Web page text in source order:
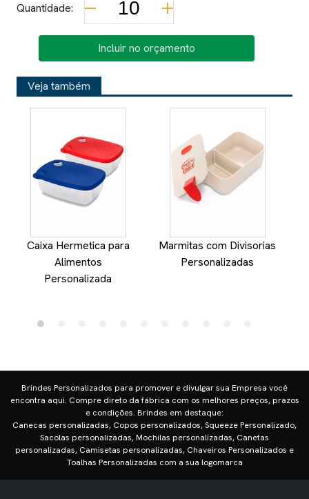
Quantidade:
Incluir no orçamento
Veja também
Caixa Hermetica para
Alimentos
Personalizada
Marmitas com Divisorias
Personalizadas
Brindes Personalizados para promover e divulgar sua Empresa você
encontra aqui. Compre direto da fábrica com os melhores preços, prazos
e condições. Brindes em destaque:
Canecas personalizadas, Copos personalizados, Squeeze Personalizado,
Sacolas personalizadas, Mochilas personalizadas, Canetas
personalizadas, Camisetas personalizadas, Chaveiros Personalizados e
Toalhas Personalizadas com a sua logomarca